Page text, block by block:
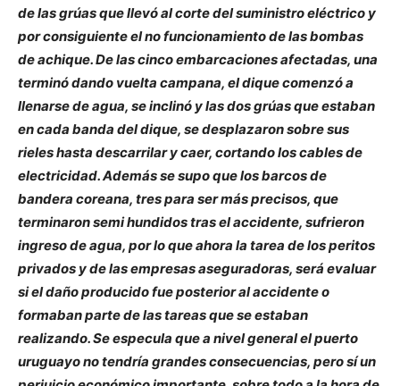
de las grúas que llevó al corte del suministro eléctrico y
por consiguiente el no funcionamiento de las bombas
de achique. De las cinco embarcaciones afectadas, una
terminó dando vuelta campana, el dique comenzó a
llenarse de agua, se inclinó y las dos grúas que estaban
en cada banda del dique, se desplazaron sobre sus
rieles hasta descarrilar y caer, cortando los cables de
electricidad. Además se supo que los barcos de
bandera coreana, tres para ser más precisos, que
terminaron semi hundidos tras el accidente, sufrieron
ingreso de agua, por lo que ahora la tarea de los peritos
privados y de las empresas aseguradoras, será evaluar
si el daño producido fue posterior al accidente o
formaban parte de las tareas que se estaban
realizando. Se especula que a nivel general el puerto
uruguayo no tendría grandes consecuencias, pero sí un